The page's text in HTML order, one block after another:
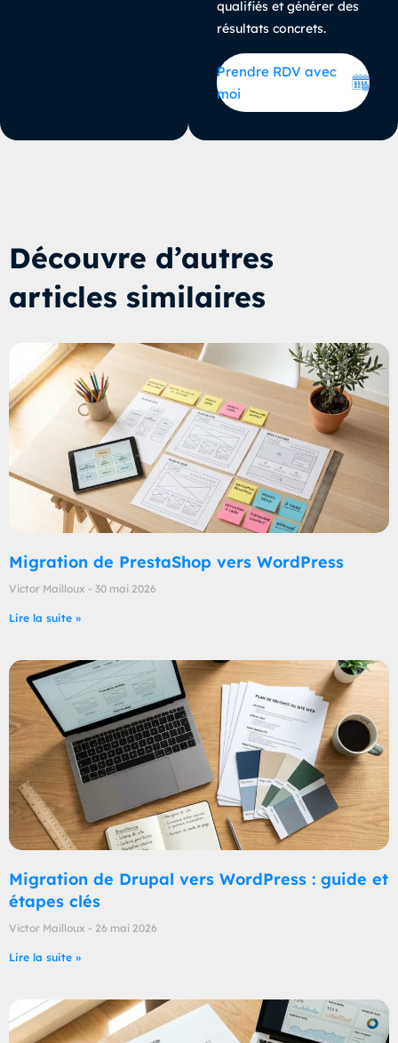
qualifiés et générer des
résultats concrets.
Prendre RDV avec
moi
Découvre d’autres
articles similaires
Migration de PrestaShop vers WordPress
Victor Mailloux 30 mai 2026
Lire la suite »
Migration de Drupal vers WordPress : guide et
étapes clés
Victor Mailloux 26 mai 2026
Lire la suite »